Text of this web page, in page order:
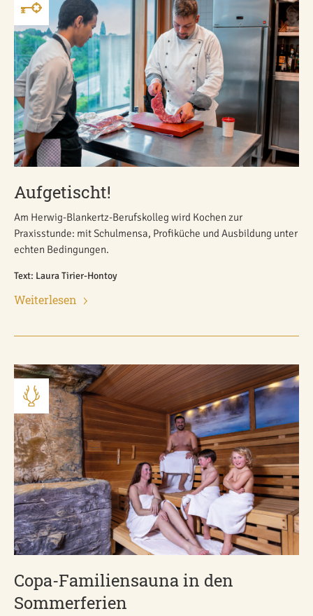
Aufgetischt!
Am Herwig-Blankertz-Berufskolleg wird Kochen zur
Praxisstunde: mit Schulmensa, Profiküche und Ausbildung unter
echten Bedingungen.
Text: Laura Tirier-Hontoy
Weiterlesen
Copa-Familiensauna in den
Sommerferien